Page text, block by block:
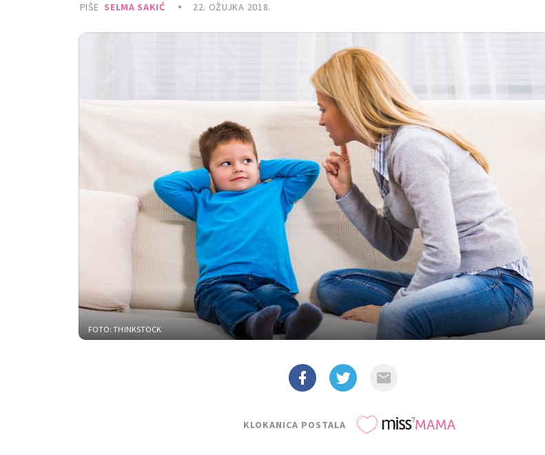
PIŠE SELMA SAKIĆ 22. OŽUJKA 2018.
FOTO: THINKSTOCK
KLOKANICA POSTALA